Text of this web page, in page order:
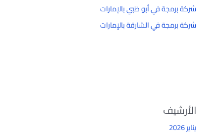
شركة برمجة في أبو ظبي بالإمارات
شركة برمجة في الشارقة بالإمارات
الأرشيف
يناير 2026